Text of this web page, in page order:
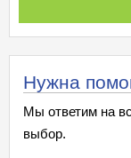
Нужна
Мы ответим на
выбор.